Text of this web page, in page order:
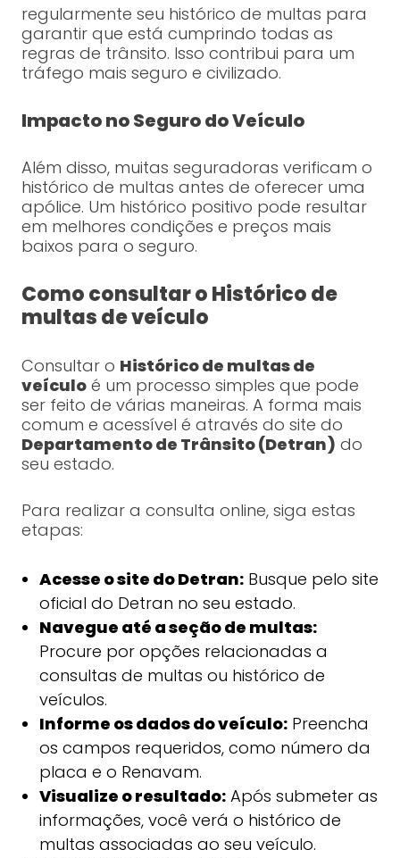
regularmente seu histórico de multas para
garantir que está cumprindo todas as
regras de trânsito. Isso contribui para um
tráfego mais seguro e civilizado.
Impacto no Seguro do Veículo
Além disso, muitas seguradoras verificam o
histórico de multas antes de oferecer uma
apólice. Um histórico positivo pode resultar
em melhores condições e preços mais
baixos para o seguro.
Como consultar o Histórico de
multas de veículo
Consultar o Histórico de multas de
veículoé um processo simples que pode
ser feito de várias maneiras. A forma mais
comum e acessível é através do site do
Departamento de Trânsito (Detran) do
seu estado.
Para realizar a consulta online, siga estas
etapas:
Acesse o site do Detran:Busque pelo site
oficial do Detran no seu estado.
Navegue até a seção de multas:
Procure por opções relacionadas a
consultas de multas ou histórico de
veículos.
Informe os dados do veículo:Preencha
os campos requeridos, como número da
placa e o Renavam.
Visualize o resultado:Após submeter as
informações, você verá o histórico de
multas associadas ao seu veículo.